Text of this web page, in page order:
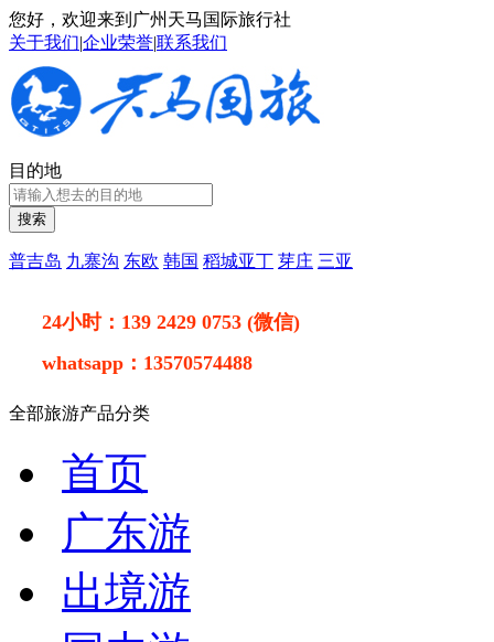
您好，欢迎来到广州天马国际旅行社
关于我们|企业荣誉|联系我们
目的地
搜索
普吉岛 九寨沟 东欧 韩国 稻城亚丁 芽庄 三亚
24小时： 139 2429 0753 (微信)
whatsapp： 13570574488
全部旅游产品分类
首页
广东游
出境游